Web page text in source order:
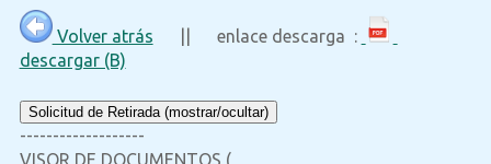
Volver atrás || enlace descarga :
descargar (B)
Solicitud de Retirada (mostrar/ocultar)
-------------------
VISOR DE DOCUMENTOS (